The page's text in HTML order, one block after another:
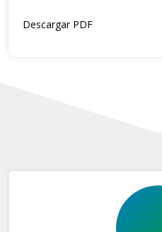
Descargar PDF